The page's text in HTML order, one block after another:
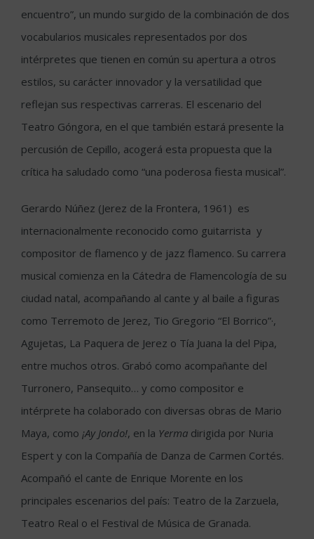
encuentro”, un mundo surgido de la combinación de dos
vocabularios musicales representados por dos
intérpretes que tienen en común su apertura a otros
estilos, su carácter innovador y la versatilidad que
reflejan sus respectivas carreras. El escenario del
Teatro Góngora, en el que también estará presente la
percusión de Cepillo, acogerá esta propuesta que la
crítica ha saludado como “una poderosa fiesta musical”.
Gerardo Núñez (Jerez de la Frontera, 1961) es
internacionalmente reconocido como guitarrista y
compositor de flamenco y de jazz flamenco. Su carrera
musical comienza en la Cátedra de Flamencología de su
ciudad natal, acompañando al cante y al baile a figuras
como Terremoto de Jerez, Tio Gregorio “El Borrico”·,
Agujetas, La Paquera de Jerez o Tía Juana la del Pipa,
entre muchos otros. Grabó como acompañante del
Turronero, Pansequito… y como compositor e
intérprete ha colaborado con diversas obras de Mario
Maya, como ¡Ay Jondo!, en la Yerma dirigida por Nuria
Espert y con la Compañía de Danza de Carmen Cortés.
Acompañó el cante de Enrique Morente en los
principales escenarios del país: Teatro de la Zarzuela,
Teatro Real o el Festival de Música de Granada.